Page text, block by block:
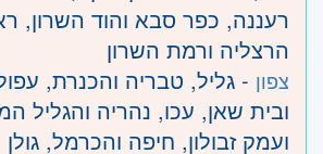
רעננה, כפר סבא והוד השרון,
הרצליה ורמת השרון
צפון - גליל, טבריה והכנרת,
ובית שאן, עכו, נהריה והגליל
ועמק זבולון, חיפה והכרמל, גולן